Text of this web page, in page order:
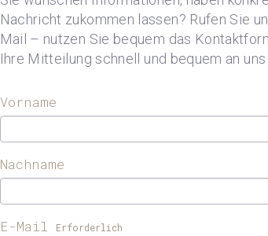
Nachricht zukommen lassen? Rufen Sie
Mail – nutzen Sie bequem das
Ihre Mitteilung schnell und bequem an uns
Vorname
Nachname
E-Mail Erforderlich